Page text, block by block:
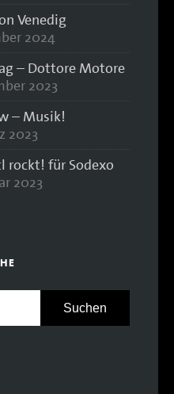
Venedig
2024
– Dottore Motore
2023
– Musik!
2023
rockt! für Sodexo
2023